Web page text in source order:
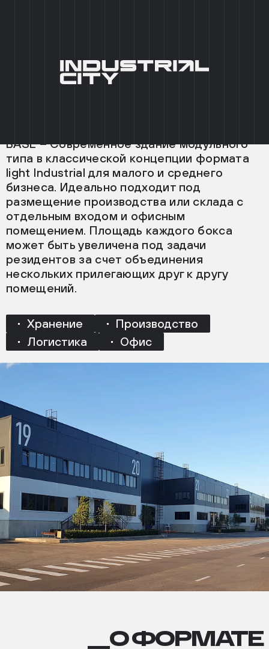
ФОРМАТ
BASE
ФОРМАТ
Хранение
Производство
Логистика
Офис
BASE – Современное здание модульного
типа в классической концепции формата
light Industrial для малого и среднего
бизнеса. Идеально подходит под
размещение производства или склада с
отдельным входом и офисным
помещением. Площадь каждого бокса
может быть увеличена под задачи
резидентов за счет объединения
нескольких прилегающих друг к другу
помещений.
__О ФОРМАТЕ